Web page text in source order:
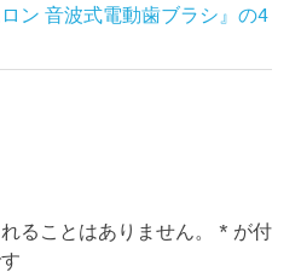
ン 音波式電動歯ブラシ』の4
ることはありません。 * が付